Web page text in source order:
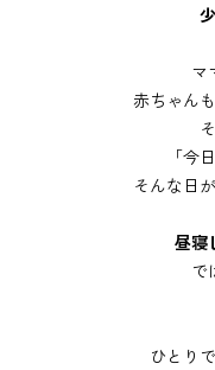
マ
赤ちゃん
「今
そんな日
昼寝
で
ひとり